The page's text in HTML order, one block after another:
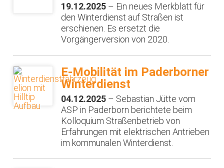
19.12.2025 – Ein neues Merkblatt für
den Winterdienst auf Straßen ist
erschienen. Es ersetzt die
Vorgängerversion von 2020.
E-Mobilität im Paderborner
Winterdienst
04.12.2025 – Sebastian Jütte vom
ASP in Paderborn berichtete beim
Kolloquium Straßenbetrieb von
Erfahrungen mit elektrischen Antrieben
im kommunalen Winterdienst.